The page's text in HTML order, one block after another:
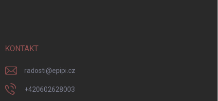
KONTAKT
radosti@epipi.cz
+420602628003